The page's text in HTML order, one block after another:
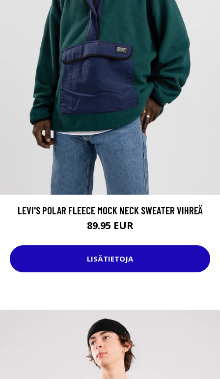
LEVI'S POLAR FLEECE MOCK NECK SWEATER VIHREÄ
89.95 EUR
LISÄTIETOJA